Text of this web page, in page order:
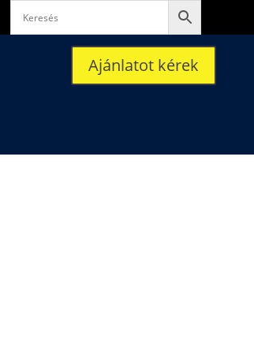
Ajánlatot kérek